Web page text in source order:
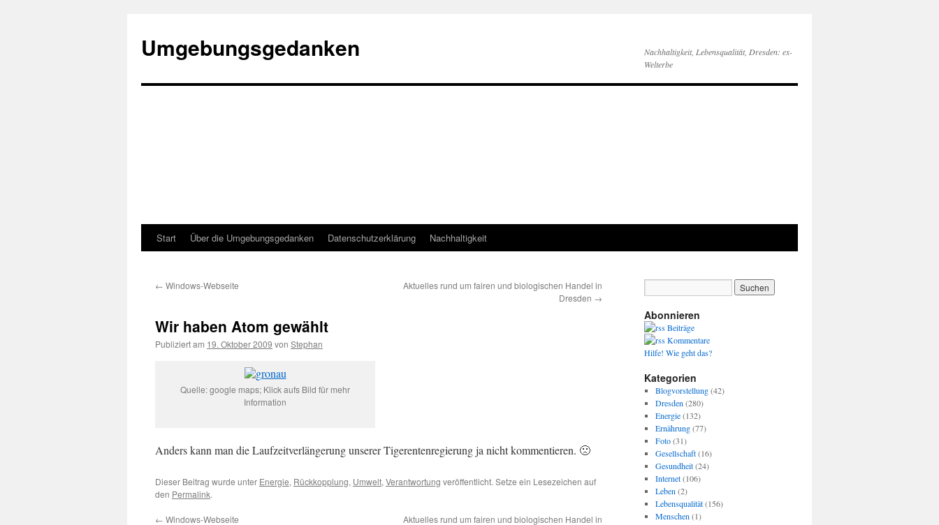
Umgebungsgedanken
Nachhaltigkeit, Lebensqualität, Dresden: ex-
Welterbe
Zum
springen
Start Über die Umgebungsgedanken Datenschutzerklärung Nachhaltigkeit
← Windows-Webseite
Aktuelles rund um fairen und biologischen Handel in
Dresden →
Wir haben Atom gewählt
Publiziert am 19. Oktober 2009 von Stephan
Quelle: google maps; Klick aufs Bild für mehr
Information
Anders kann man die Laufzeitverlängerung unserer Tigerentenregierung ja nicht kommentieren. 🙁
Dieser Beitrag wurde unter Energie, Rückkopplung, Umwelt, Verantwortung veröffentlicht. Setze ein Lesezeichen auf
den Permalink.
← Windows-Webseite
Aktuelles rund um fairen und biologischen Handel in
Abonnieren
Beiträge
Kommentare
Hilfe! Wie geht das?
Kategorien
Blogvorstellung(42)
Dresden (280)
Energie(132)
Ernährung(77)
Foto(31)
Gesellschaft(16)
Gesundheit(24)
Internet(106)
Leben (2)
Lebensqualität(156)
Menschen (1)